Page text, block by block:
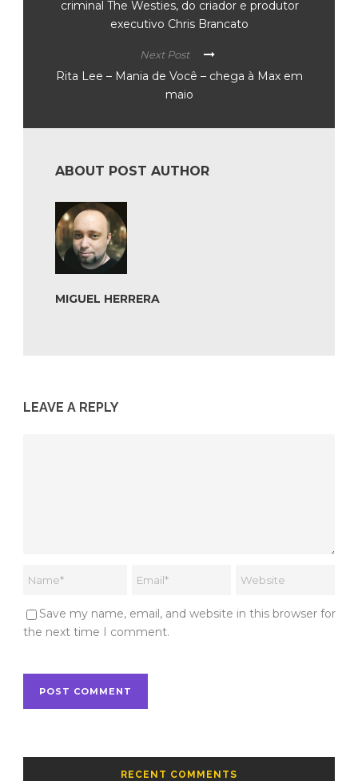
criminal The Westies, do criador e produtor
executivo Chris Brancato
Next Post
Rita Lee – Mania de Você – chega à Max em
maio
ABOUT POST AUTHOR
MIGUEL HERRERA
LEAVE A REPLY
Save my name, email, and website in this browser for
the next time I comment.
RECENT COMMENTS